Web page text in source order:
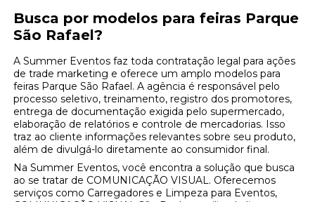
Busca por modelos para feiras Parque
São Rafael?
A Summer Eventos faz toda contratação legal para ações
de trade marketing e oferece um amplo modelos para
feiras Parque São Rafael. A agência é responsável pelo
processo seletivo, treinamento, registro dos promotores,
entrega de documentação exigida pelo supermercado,
elaboração de relatórios e controle de mercadorias. Isso
traz ao cliente informações relevantes sobre seu produto,
além de divulgá-lo diretamente ao consumidor final.
Na Summer Eventos, você encontra a solução que busca
ao se tratar de COMUNICAÇÃO VISUAL. Oferecemos
serviços como Carregadores e Limpeza para Eventos,